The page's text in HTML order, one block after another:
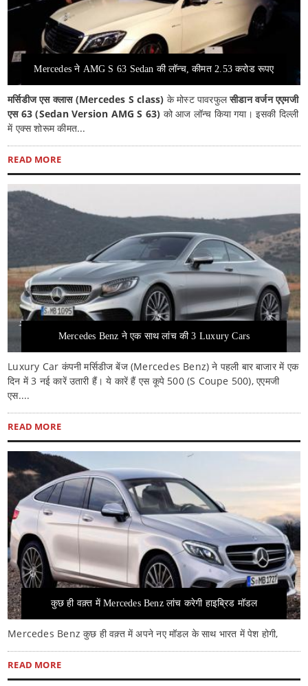
Mercedes ने AMG S 63 Sedan की लॉन्च, कीमत 2.53 करोड रूपए
मर्सिडीज एस क्लास (Mercedes S class) के मोस्ट पावरफुलसीडान वर्जन एएमजी
एस 63 (Sedan Version AMG S 63) को आज लॉन्च किया गया। इसकी दिल्ली
में एक्स शोरूम कीमत...
READ MORE
Mercedes Benz ने एक साथ लांच की 3 Luxury Cars
Luxury Car कंपनी मर्सिडीज बेंज (Mercedes Benz) ने पहली बार बाजार में एक
दिन में 3 नई कारें उतारी हैं। ये कारें हैं एस कूपे 500 (S Coupe 500), एएमजी
एस....
READ MORE
कुछ ही वक़्त में Mercedes Benz लांच करेगी हाइब्रिड मॉडल
Mercedes Benz कुछ ही वक़्त में अपने नए मॉडल के साथ भारत में पेश होगी,
READ MORE